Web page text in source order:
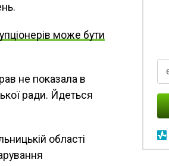
може бути
не показала в
ради. Йдеться
області